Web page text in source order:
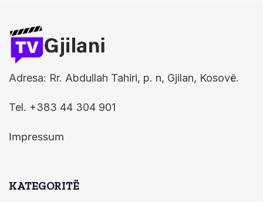
Adresa: Rr. Abdullah Tahiri, p. n, Gjilan, Kosovë.
Tel. +383 44 304 901
Impressum
KATEGORITË